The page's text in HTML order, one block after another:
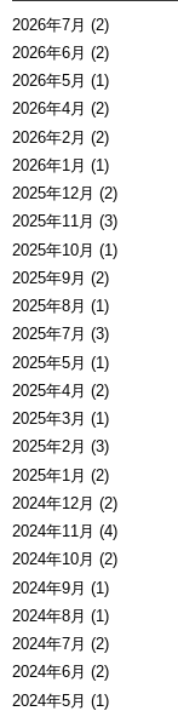
2026年7月 (2)
2026年6月 (2)
2026年5月 (1)
2026年4月 (2)
2026年2月 (2)
2026年1月 (1)
2025年12月 (2)
2025年11月 (3)
2025年10月 (1)
2025年9月 (2)
2025年8月 (1)
2025年7月 (3)
2025年5月 (1)
2025年4月 (2)
2025年3月 (1)
2025年2月 (3)
2025年1月 (2)
2024年12月 (2)
2024年11月 (4)
2024年10月 (2)
2024年9月 (1)
2024年8月 (1)
2024年7月 (2)
2024年6月 (2)
2024年5月 (1)